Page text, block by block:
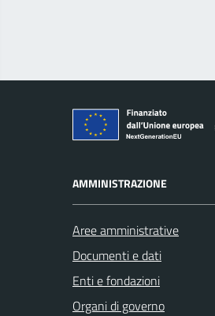
AMMINISTRAZIONE
Aree amministrative
Documenti e dati
Enti e fondazioni
Organi di governo